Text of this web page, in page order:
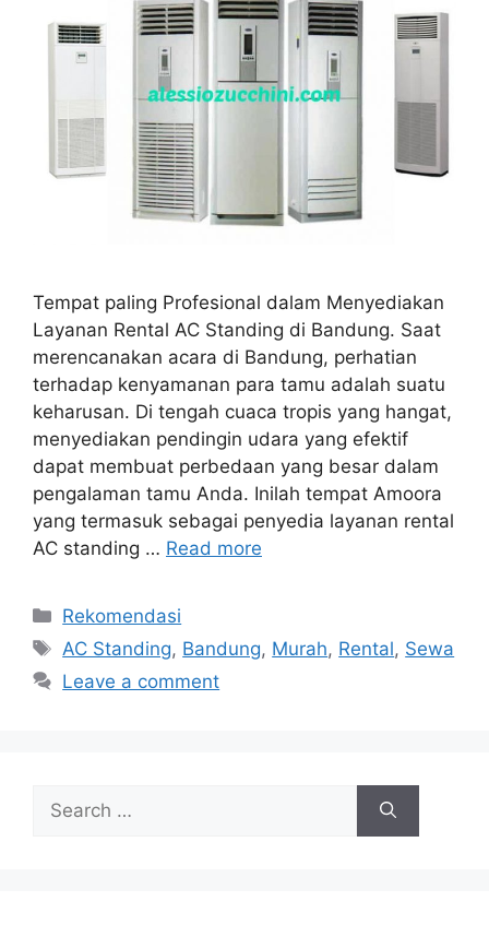
Tempat paling Profesional dalam Menyediakan
Layanan Rental AC Standing di Bandung. Saat
merencanakan acara di Bandung, perhatian
terhadap kenyamanan para tamu adalah suatu
keharusan. Di tengah cuaca tropis yang hangat,
menyediakan pendingin udara yang efektif
dapat membuat perbedaan yang besar dalam
pengalaman tamu Anda. Inilah tempat Amoora
yang termasuk sebagai penyedia layanan rental
AC standing … Read more
Categories
Rekomendasi
Tags
AC Standing, Bandung, Murah, Rental, Sewa
Leave a comment
for: